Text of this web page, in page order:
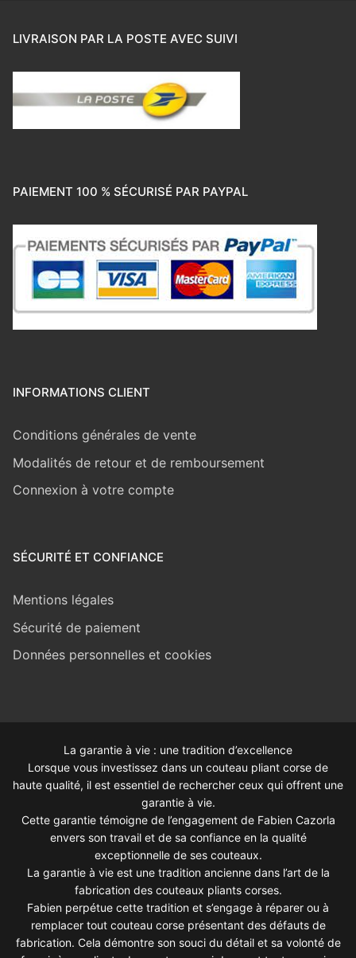
LIVRAISON PAR LA POSTE AVEC SUIVI
PAIEMENT 100 % SÉCURISÉ PAR PAYPAL
INFORMATIONS CLIENT
Conditions générales de vente
Modalités de retour et de remboursement
Connexion à votre compte
SÉCURITÉ ET CONFIANCE
Mentions légales
Sécurité de paiement
Données personnelles et cookies
La garantie à vie : une tradition d’excellence
Lorsque vous investissez dans un couteau pliant corse de
haute qualité, il est essentiel de rechercher ceux qui offrent une
garantie à vie.
Cette garantie témoigne de l’engagement de Fabien Cazorla
envers son travail et de sa confiance en la qualité
exceptionnelle de ses couteaux.
La garantie à vie est une tradition ancienne dans l’art de la
fabrication des couteaux pliants corses.
Fabien perpétue cette tradition et s’engage à réparer ou à
remplacer tout couteau corse présentant des défauts de
fabrication. Cela démontre son souci du détail et sa volonté de